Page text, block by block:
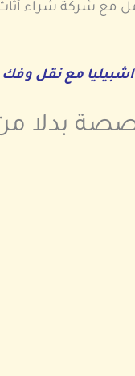
مع شركة شراء
مع نقل وفك
بدلا من